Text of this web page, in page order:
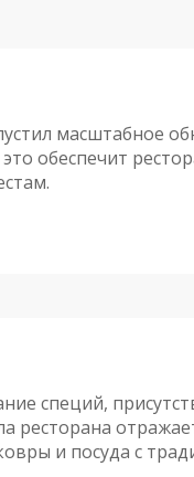
масштабное
обеспечит
специй,
ресторана
и посуда с